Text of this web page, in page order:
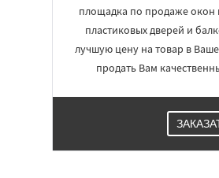
площадка по продаже окон
пластиковых дверей и
лучшую цену на товар в
продать Вам